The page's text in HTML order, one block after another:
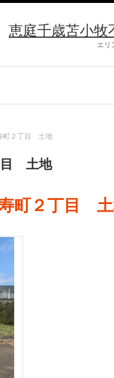
恵庭千歳苫小牧
エリ
町２丁目 土地
目 土地
寿町２丁目